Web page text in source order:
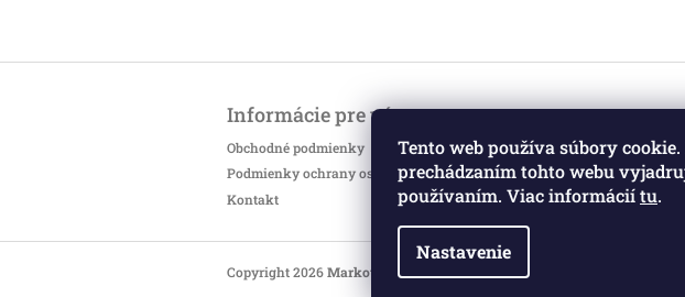
Tento web používa súbory
prechádzaním tohto webu
používaním. Viac informáciítu.
Nastavenie
Informácie pre vás
Obchodné podmienky
Podmienky ochrany osobných údajov
Kontakt
Copyright 2026Markotatry. Všetky práva vyhradené.